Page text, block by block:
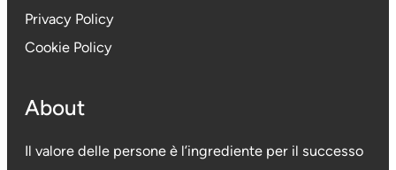
Privacy Policy
Cookie Policy
About
Il valore delle persone è l’ingrediente per il successo